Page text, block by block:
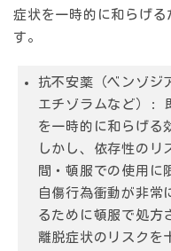
症状を一時的に和らげ
す。
抗不安薬（ベンゾジ
エチゾラムなど）:
を一時的に和らげる
しかし、依存性のリ
間・頓服での使用に
自傷行為衝動が非常
るために頓服で処方
離脱症状のリスクを